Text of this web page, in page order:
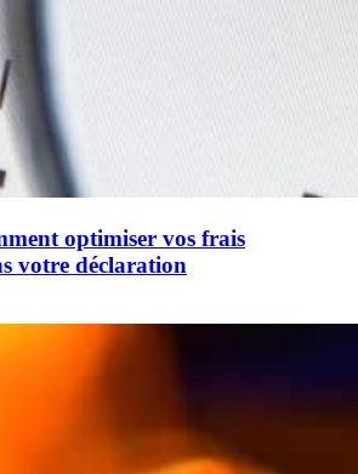
optimiser vos frais
votre déclaration